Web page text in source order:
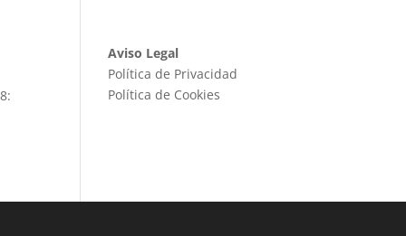
Aviso Legal
Política de Privacidad
Política de Cookies